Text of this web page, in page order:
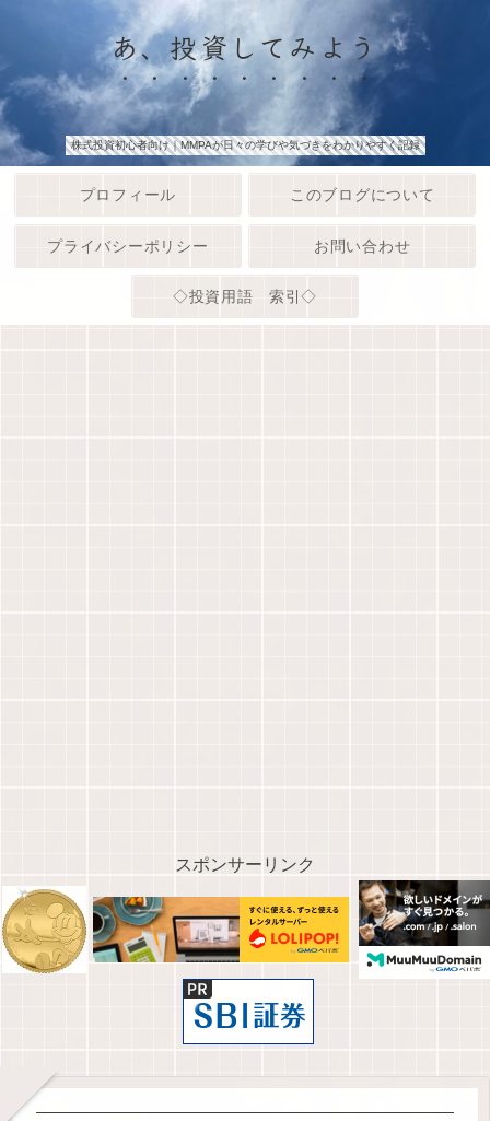
あ、投資してみよう
株式投資初心者向け｜MMPAが日々の学びや気づきをわかりやすく記録
プロフィール このブログについて
プライバシーポリシー お問い合わせ
◇投資用語 索引◇
スポンサーリンク